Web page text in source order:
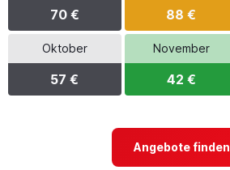
70 € 88 €
Oktober
57 €
November
42 €
Angebote finden